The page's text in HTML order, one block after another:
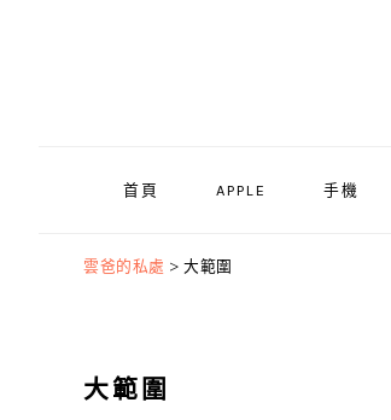
首頁 APPLE 手機
雲爸的私處 > 大範圍
大範圍